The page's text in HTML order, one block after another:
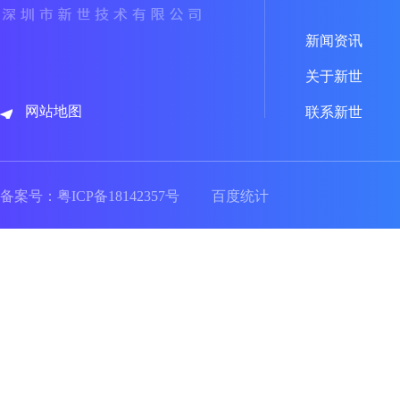
网站地图
新闻资讯
关于新世
联系新世
备案号： 粤ICP备18142357号 百度统计